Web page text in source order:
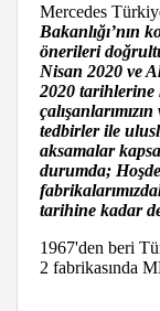
Mercedes
Bakanlığı’nın
önerileri
Nisan 2020 ve
2020 tarihlerine
tedbirler ile
aksamalar
durumda;
tarihine kadar
1967'den beri
2 fabrikasında